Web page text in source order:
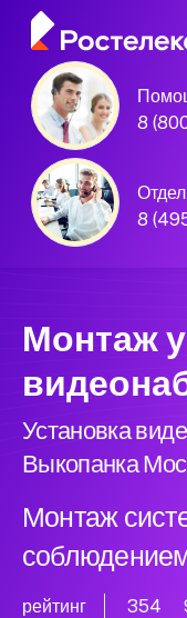
8
8
Монтаж
Установка
Выкопанка
Монтаж
рейтинг 354